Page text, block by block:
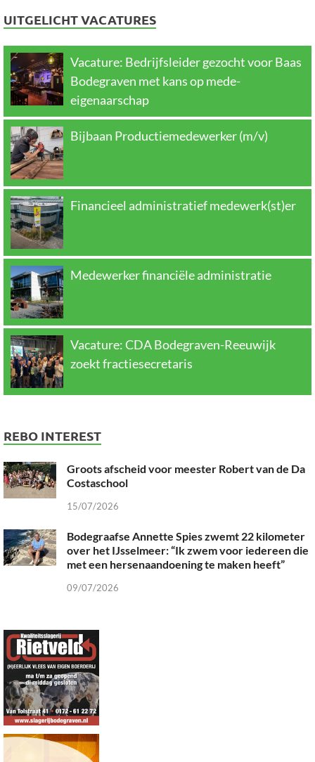
UITGELICHT VACATURES
Vacature: Bedrijfsleider gezocht voor Baas
Bodegraven met kans op mede-
eigenaarschap
Bijbaan Productiemedewerker (m/v)
Financieel administratief medewerk(st)er
Medewerker financiële administratie
Vacature: CDA Bodegraven-Reeuwijk
zoekt fractiesecretaris
REBO INTEREST
Groots afscheid voor meester Robert van de Da
Costaschool
15/07/2026
Bodegraafse Annette Spies zwemt 22 kilometer
over het IJsselmeer: “Ik zwem voor iedereen die
met een hersenaandoening te maken heeft”
09/07/2026